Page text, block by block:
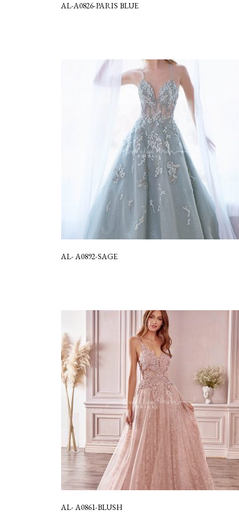
AL-A0826-PARIS BLUE
AL- A0892-SAGE
AL- A0861-BLUSH